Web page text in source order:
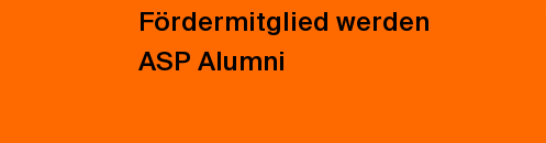
Fördermitglied werden
ASP Alumni